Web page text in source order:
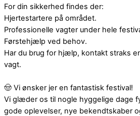
For din sikkerhed findes der:
Hjertestartere på området.
Professionelle vagter under hele
Førstehjælp ved behov.
Har du brug for hjælp, kontakt straks
vagt.
🤠 Vi ønsker jer en fantastisk festival!
Vi glæder os til nogle hyggelige dage
gode oplevelser, nye bekendtskaber